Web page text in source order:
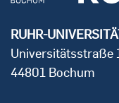
RUHR-
Universitätsstraße
44801 Bochum